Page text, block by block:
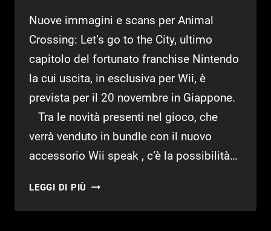
Nuove immagini e scans per Animal
Crossing: Let’s go to the City, ultimo
capitolo del fortunato franchise Nintendo
la cui uscita, in esclusiva per Wii, è
prevista per il 20 novembre in Giappone.
Tra le novità presenti nel gioco, che
verrà venduto in bundle con il nuovo
accessorio Wii speak , c’è la possibilità…
LEGGI DI PIÙ NUOVE
PER